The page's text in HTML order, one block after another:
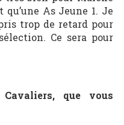
As Jeune 1. Je
trop de retard pour
Ce sera pour
que vous